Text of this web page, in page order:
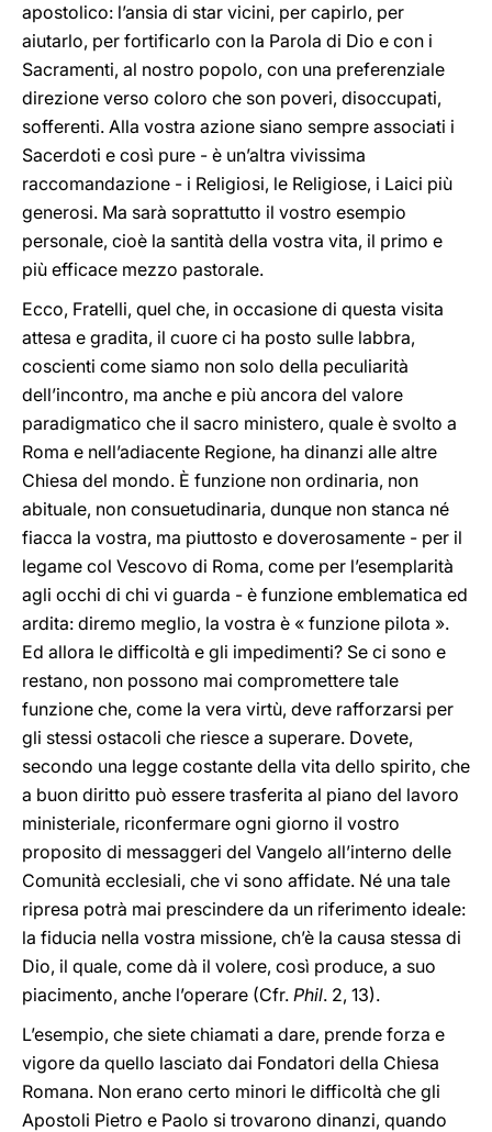
apostolico: l’ansia di star vicini, per capirlo, per
aiutarlo, per fortificarlo con la Parola di Dio e con i
Sacramenti, al nostro popolo, con una preferenziale
direzione verso coloro che son poveri, disoccupati,
sofferenti. Alla vostra azione siano sempre associati i
Sacerdoti e così pure - è un’altra vivissima
raccomandazione - i Religiosi, le Religiose, i Laici più
generosi. Ma sarà soprattutto il vostro esempio
personale, cioè la santità della vostra vita, il primo e
più efficace mezzo pastorale.
Ecco, Fratelli, quel che, in occasione di questa visita
attesa e gradita, il cuore ci ha posto sulle labbra,
coscienti come siamo non solo della peculiarità
dell’incontro, ma anche e più ancora del valore
paradigmatico che il sacro ministero, quale è svolto a
Roma e nell’adiacente Regione, ha dinanzi alle altre
Chiesa del mondo. È funzione non ordinaria, non
abituale, non consuetudinaria, dunque non stanca né
fiacca la vostra, ma piuttosto e doverosamente - per il
legame col Vescovo di Roma, come per l’esemplarità
agli occhi di chi vi guarda - è funzione emblematica ed
ardita: diremo meglio, la vostra è « funzione pilota ».
Ed allora le difficoltà e gli impedimenti? Se ci sono e
restano, non possono mai compromettere tale
funzione che, come la vera virtù, deve rafforzarsi per
gli stessi ostacoli che riesce a superare. Dovete,
secondo una legge costante della vita dello spirito, che
a buon diritto può essere trasferita al piano del lavoro
ministeriale, riconfermare ogni giorno il vostro
proposito di messaggeri del Vangelo all’interno delle
Comunità ecclesiali, che vi sono affidate. Né una tale
ripresa potrà mai prescindere da un riferimento ideale:
la fiducia nella vostra missione, ch’è la causa stessa di
Dio, il quale, come dà il volere, così produce, a suo
piacimento, anche l’operare (Cfr. Phil. 2, 13).
L’esempio, che siete chiamati a dare, prende forza e
vigore da quello lasciato dai Fondatori della Chiesa
Romana. Non erano certo minori le difficoltà che gli
Apostoli Pietro e Paolo si trovarono dinanzi, quando